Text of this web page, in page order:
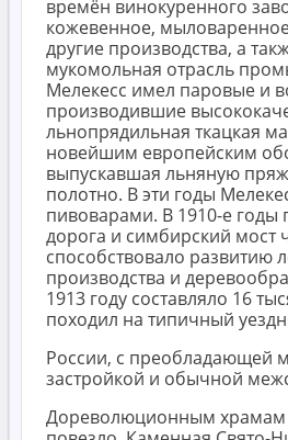
времён винокуренного
кожевенное,
другие производства, а
мукомольная отрасль
Мелекесс имел паровые и
производившие
льнопрядильная ткацкая
новейшим европейским
выпускавшая льняную
полотно. В эти годы
пивоварами. В 1910-е годы
дорога и симбирский мост
способствовало развитию
производства и
1913 году составляло 16
походил на типичный
России, с преобладающей
застройкой и обычной
Дореволюционным храмам